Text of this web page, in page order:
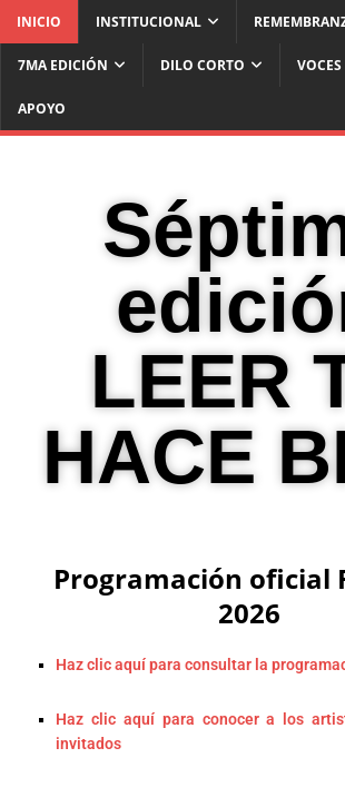
INICIO INSTITUCIONAL
7MA EDICIÓN DILO CORTO VOCES
APOYO
LEER
HACE
Programación oficial
2026
Haz clic aquí para consultar la
Haz clic aquí para conocer a los
invitados